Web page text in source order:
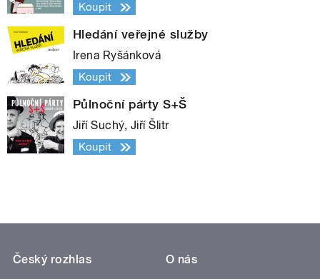
Koupit
Hledání veřejné služby
Irena Ryšánková
Koupit
Půlnoční párty S+Š
Jiří Suchý, Jiří Šlitr
Koupit
Český rozhlas
O nás